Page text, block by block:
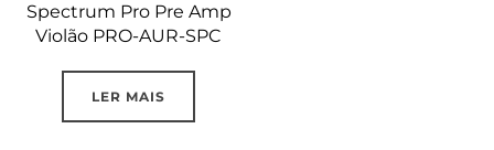
Spectrum Pro Pre Amp
Violão PRO-AUR-SPC
LER MAIS